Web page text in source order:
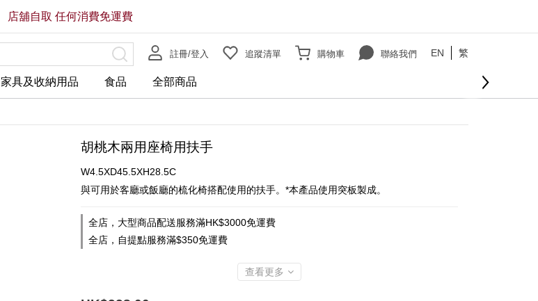
註冊/登入 追蹤清單 購物車 聯絡我們 EN 繁
家具及收納用品 食品 全部商品
店舖自取 任何消費免運費
胡桃木兩用座椅用扶手
W4.5XD45.5XH28.5C
與可用於客廳或飯廳的梳化椅搭配使用的扶手。*本產品使用突板製成。
全店，大型商品配送服務滿HK$3000免運費
全店，自提點服務滿$350免運費
查看更多